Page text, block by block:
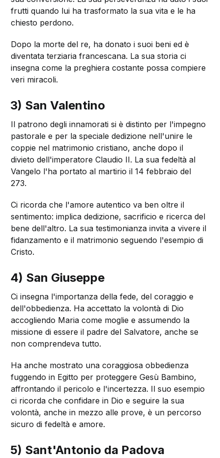
frutti quando lui ha trasformato la sua vita e le ha
chiesto perdono.
Dopo la morte del re, ha donato i suoi beni ed è
diventata terziaria francescana. La sua storia ci
insegna come la preghiera costante possa compiere
veri miracoli.
3) San Valentino
Il patrono degli innamorati si è distinto per l'impegno
pastorale e per la speciale dedizione nell'unire le
coppie nel matrimonio cristiano, anche dopo il
divieto dell'imperatore Claudio II. La sua fedeltà al
Vangelo l'ha portato al martirio il 14 febbraio del
273.
Ci ricorda che l'amore autentico va ben oltre il
sentimento: implica dedizione, sacrificio e ricerca del
bene dell'altro. La sua testimonianza invita a vivere il
fidanzamento e il matrimonio seguendo l'esempio di
Cristo.
4) San Giuseppe
Ci insegna l'importanza della fede, del coraggio e
dell'obbedienza. Ha accettato la volontà di Dio
accogliendo Maria come moglie e assumendo la
missione di essere il padre del Salvatore, anche se
non comprendeva tutto.
Ha anche mostrato una coraggiosa obbedienza
fuggendo in Egitto per proteggere Gesù Bambino,
affrontando il pericolo e l'incertezza. Il suo esempio
ci ricorda che confidare in Dio e seguire la sua
volontà, anche in mezzo alle prove, è un percorso
sicuro di fedeltà e amore.
5) Sant'Antonio da Padova